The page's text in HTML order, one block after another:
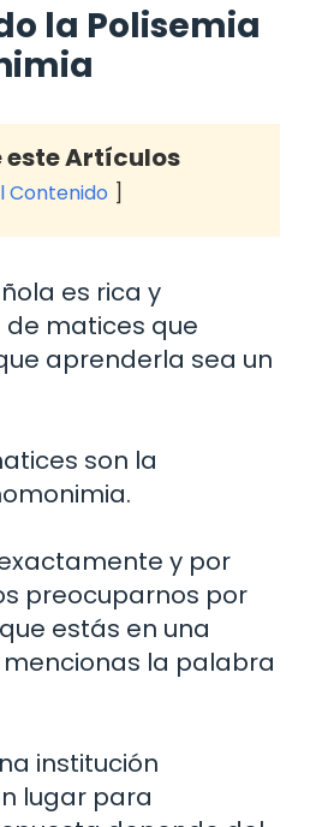
la Polisemia
este Artículos
Contenido
es rica y
matices que
aprenderla sea un
son la
y por
preocuparnos por
estás en una
la palabra
institución
lugar para